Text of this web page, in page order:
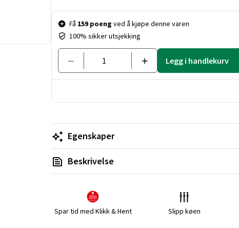
Pris og mengde
Få 159 poeng ved å kjøpe denne varen
100% sikker utsjekking
Legg i handlekurv
Egenskaper
Beskrivelse
Spar tid med Klikk & Hent Slipp køen